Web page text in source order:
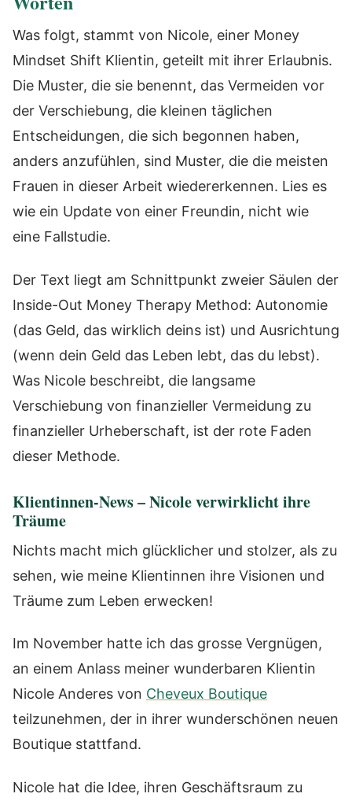
Was folgt, stammt von Nicole, einer Money
Mindset Shift Klientin, geteilt mit ihrer Erlaubnis.
Die Muster, die sie benennt, das Vermeiden vor
der Verschiebung, die kleinen täglichen
Entscheidungen, die sich begonnen haben,
anders anzufühlen, sind Muster, die die meisten
Frauen in dieser Arbeit wiedererkennen. Lies es
wie ein Update von einer Freundin, nicht wie
eine Fallstudie.
Der Text liegt am Schnittpunkt zweier Säulen der
Inside-Out Money Therapy Method: Autonomie
(das Geld, das wirklich deins ist) und Ausrichtung
(wenn dein Geld das Leben lebt, das du lebst).
Was Nicole beschreibt, die langsame
Verschiebung von finanzieller Vermeidung zu
finanzieller Urheberschaft, ist der rote Faden
dieser Methode.
Klientinnen-News – Nicole verwirklicht ihre
Träume
Nichts macht mich glücklicher und stolzer, als zu
sehen, wie meine Klientinnen ihre Visionen und
Träume zum Leben erwecken!
Im November hatte ich das grosse Vergnügen,
an einem Anlass meiner wunderbaren Klientin
Nicole Anderes von Cheveux Boutique
teilzunehmen, der in ihrer wunderschönen neuen
Boutique stattfand.
Nicole hat die Idee, ihren Geschäftsraum zu